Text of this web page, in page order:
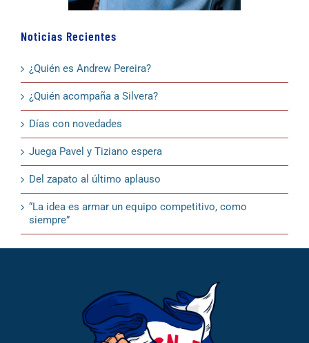
Noticias Recientes
¿Quién es Andrew Pereira?
¿Quién acompaña a Silvera?
Días con novedades
Juega Pavel y Tiziano espera
Del zapato al último aplauso
“La idea es armar un equipo competitivo, como
siempre”